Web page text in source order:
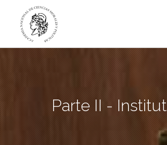
Parte II -